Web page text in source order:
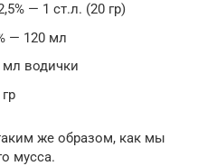
— 1 ст.л. (20 гр)
— 120 мл
водички
же образом, как мы
мусса.